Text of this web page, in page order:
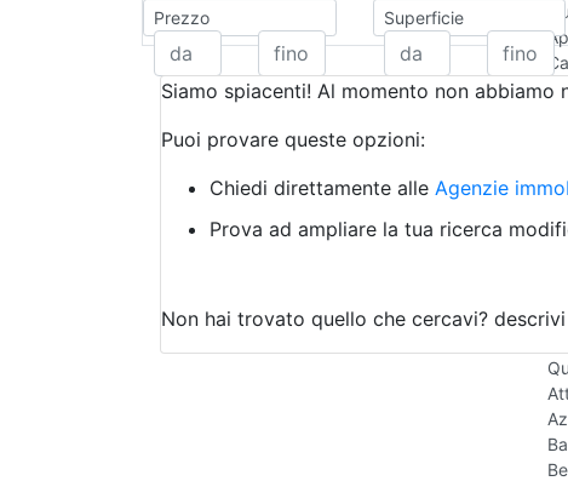
Prezzo Superficie
Siamo spiacenti! Al momento non
Puoi provare queste opzioni:
Chiedi direttamente alle Agenzie
Prova ad ampliare la tua ricerca
Non hai trovato quello che cercavi?